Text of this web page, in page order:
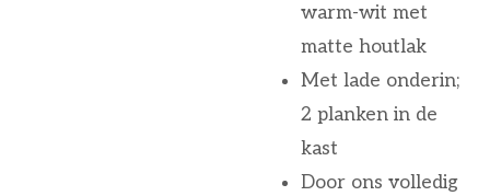
warm-wit met
matte houtlak
Met lade onderin;
2 planken in de
kast
Door ons volledig